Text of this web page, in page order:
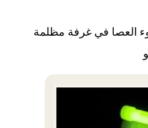
العصا في غرفة مظلمة